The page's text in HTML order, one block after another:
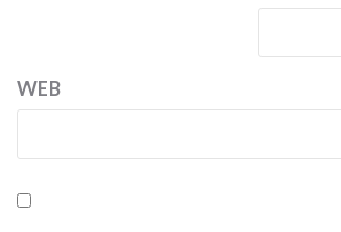
WEB